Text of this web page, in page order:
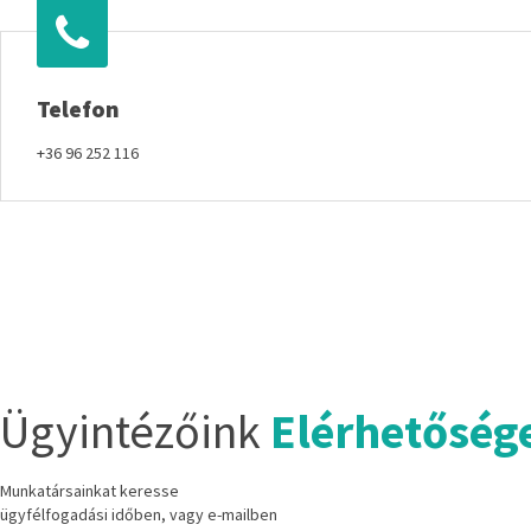
Telefon
+36 96 252 116
Ügyintézőink
Munkatársainkat keresse
ügyfélfogadási időben, vagy e-mailben